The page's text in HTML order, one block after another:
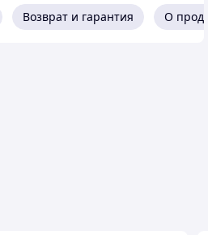
Возврат и гарантия О